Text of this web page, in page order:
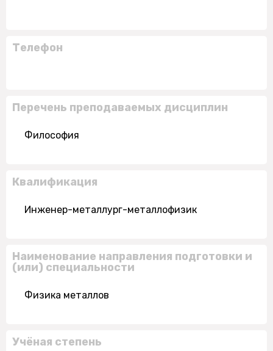
Телефон
Перечень преподаваемых дисциплин
Философия
Квалификация
Инженер-металлург-металлофизик
Наименование направления подготовки и
(или) специальности
Физика металлов
Учёная степень